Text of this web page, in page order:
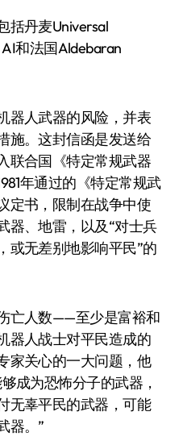
括丹麦Universal
和法国Aldebaran
器人武器的风险，并表
施。这封信函是发送给
联合国《特定常规武器
年通过的《特定常规武
定书，限制在战争中使
器、地雷，以及“对士兵
或无差别地影响平民”的
亡人数——至少是富裕和
器人战士对平民造成的
家关心的一大问题，他
成为恐怖分子的武器，
无辜平民的武器，可能
器。”